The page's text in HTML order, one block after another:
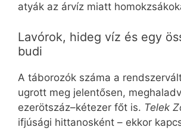
atyák az árvíz miatt
Lavórok, hideg víz és egy
budi
A táborozók száma a
ugrott meg jelentősen,
ezerötszáz–kétezer főt is. Telek
ifjúsági hittanosként – ekkor